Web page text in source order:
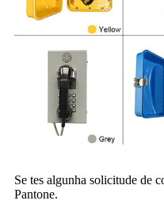
Se tes algunha solicitude de
Pantone.